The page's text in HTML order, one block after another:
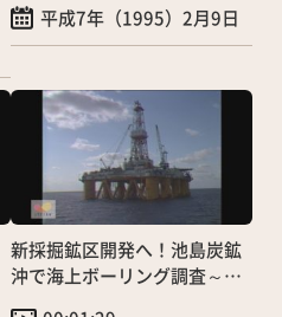
平成7年（1995）2月9日
新採掘鉱区開発へ！池島炭鉱
沖で海上ボーリング調査～第